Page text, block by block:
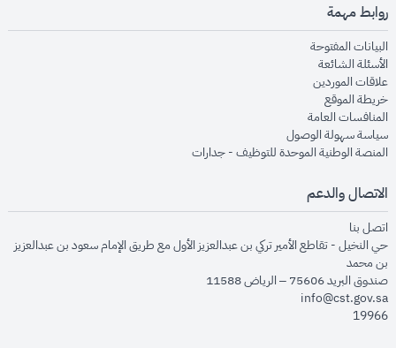
روابط مهمة
البيانات المفتوحةopens in new window
الأسئلة الشائعةopens in new window
علاقات الموردينopens in new window
خريطة الموقعopens in new window
المنافسات العامةopens in new window
سياسة سهولة الوصولopens in new window
المنصة الوطنية الموحدة للتوظيف - جداراتopens in new window
الاتصال والدعم
اتصل بنا
حي النخيل - تقاطع الأمير تركي بن عبدالعزيز الأول مع طريق الإمام سعود بن عبدالعزيز
بن محمد
صندوق البريد 75606 – الرياض 11588
info@cst.gov.sa
19966